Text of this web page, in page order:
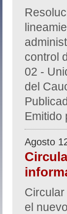
control
02 -
del
Emitido
Agosto
el